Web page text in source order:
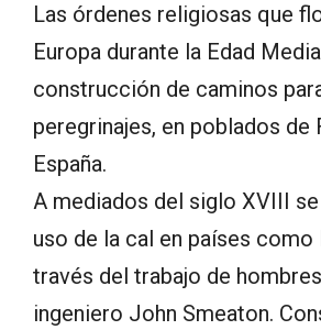
Las órdenes religiosas que
Europa durante la Edad
construcción de caminos
peregrinajes, en poblados de
España.
A mediados del siglo XVIII
uso de la cal en países como
través del trabajo de
ingeniero John Smeaton.